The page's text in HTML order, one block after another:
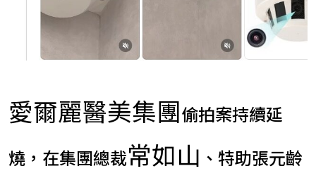
愛爾麗醫美集團偷拍案持續延
燒，在集團總裁常如山 、特助張元齡